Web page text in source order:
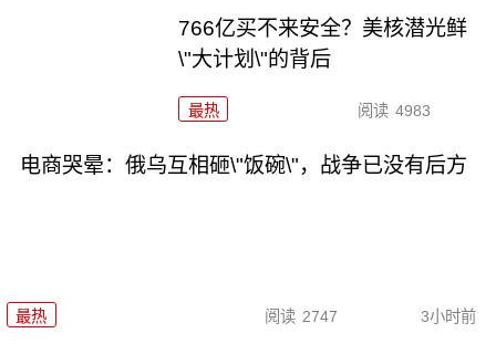
766亿买不来安全？美核潜光鲜
\"大计划\"的背后
最热 阅读 4983
电商哭晕：俄乌互相砸\"饭碗\"，战争已没有后方
最热 阅读 2747 3小时前